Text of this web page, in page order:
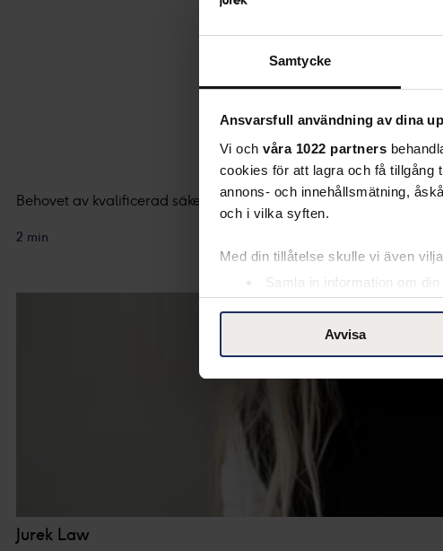
Samtycke
Ansvarsfull användning av dina
Vi och våra 1022 partners
cookies för att lagra och få tillgång
annons- och innehållsmätning,
och i vilka syften.
Med din tillåtelse skulle vi även
Samla in information om
Ta reda på mer om hur dina
eller dra tillbaka ditt samtycke när
rättigheter du har som individ. Du
till vänster på webbplatsen.
Med din tillåtelse använder vi och
ändamål. Genom att klicka på
Avvisa
Behovet av kvalificerad säkerhetskompetens fortsätter att öka
2 min
Jurek Law